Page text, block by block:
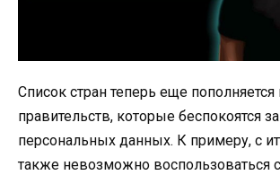
Список стран теперь еще пополняется
правительств, которые беспокоятся
персональных данных. К примеру, с
также невозможно воспользоваться